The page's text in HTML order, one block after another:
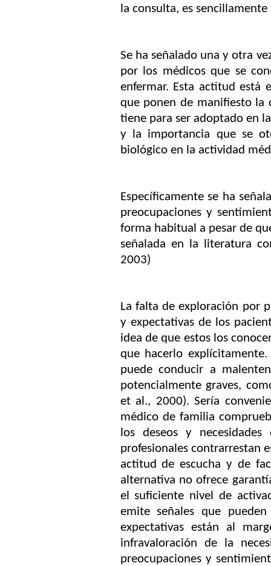
la consulta, es
Se ha señalado una y otra
por los médicos que se
enfermar. Esta actitud está
que ponen de manifiesto la
tiene para ser adoptado en
y la importancia que se
biológico en la actividad
Específicamente se ha
preocupaciones y
forma habitual a pesar de
señalada en la literatura
2003)
La falta de exploración por
y expectativas de los
idea de que estos los
que hacerlo
puede conducir a
potencialmente graves,
et al., 2000). Sería
médico de familia
los deseos y
profesionales contrarrestan
actitud de escucha y de
alternativa no ofrece
el suficiente nivel de
emite señales que
expectativas están al
infravaloración de la
preocupaciones y